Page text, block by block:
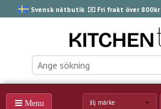
Svensk nätbutik Fri frakt över 800kr